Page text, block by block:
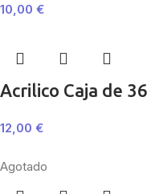
10,00 €
Acrilico Caja de
12,00 €
Agotado